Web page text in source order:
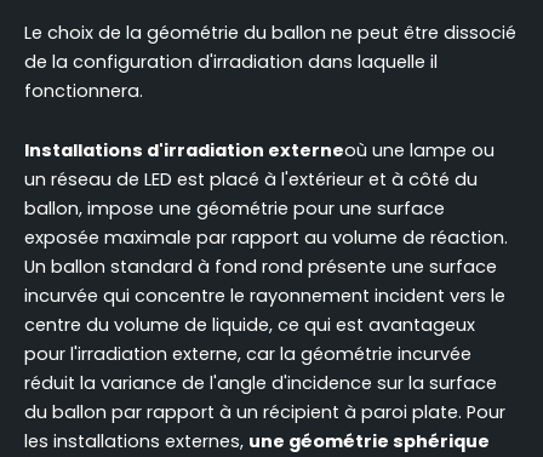
Le choix de la géométrie du ballon ne peut être dissocié
de la configuration d'irradiation dans laquelle il
fonctionnera.
Installations d'irradiation externeoù une lampe ou
un réseau de LED est placé à l'extérieur et à côté du
ballon, impose une géométrie pour une surface
exposée maximale par rapport au volume de réaction.
Un ballon standard à fond rond présente une surface
incurvée qui concentre le rayonnement incident vers le
centre du volume de liquide, ce qui est avantageux
pour l'irradiation externe, car la géométrie incurvée
réduit la variance de l'angle d'incidence sur la surface
du ballon par rapport à un récipient à paroi plate. Pour
les installations externes, une géométrie sphérique